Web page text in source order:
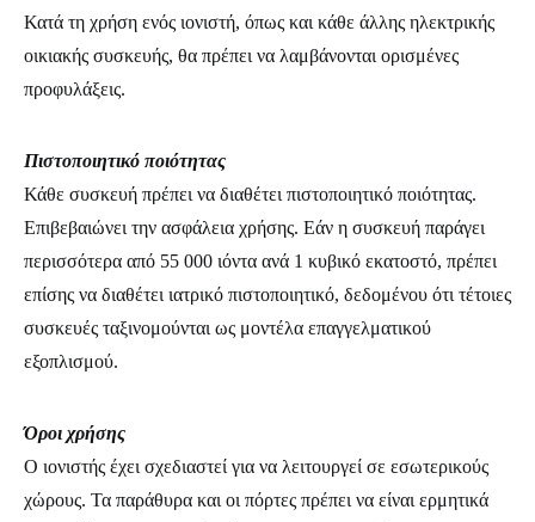
Κατά τη χρήση ενός ιονιστή, όπως και κάθε άλλης ηλεκτρικής
οικιακής συσκευής, θα πρέπει να λαμβάνονται ορισμένες
προφυλάξεις.
Πιστοποιητικό ποιότητας
Κάθε συσκευή πρέπει να διαθέτει πιστοποιητικό ποιότητας.
Επιβεβαιώνει την ασφάλεια χρήσης. Εάν η συσκευή παράγει
περισσότερα από 55 000 ιόντα ανά 1 κυβικό εκατοστό, πρέπει
επίσης να διαθέτει ιατρικό πιστοποιητικό, δεδομένου ότι τέτοιες
συσκευές ταξινομούνται ως μοντέλα επαγγελματικού
εξοπλισμού.
Όροι χρήσης
Ο ιονιστής έχει σχεδιαστεί για να λειτουργεί σε εσωτερικούς
χώρους. Τα παράθυρα και οι πόρτες πρέπει να είναι ερμητικά